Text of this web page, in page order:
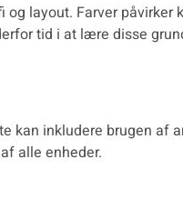
layout. Farver påvirker
tid i at lære disse
kan inkludere brugen
alle enheder.